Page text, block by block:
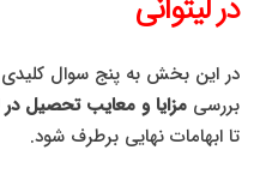
در این بخش به پنج سوال
بررسیمزایا و معایب تحصیل در
تا ابهامات نهایی برطرف شود.